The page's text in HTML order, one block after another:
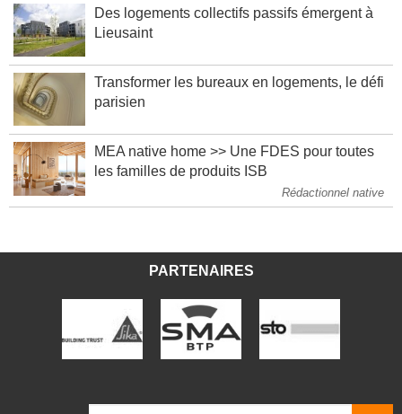
Des logements collectifs passifs émergent à
Transformer les bureaux en logements, le défi
MEA native home >> Une FDES pour toutes
Rédactionnel native